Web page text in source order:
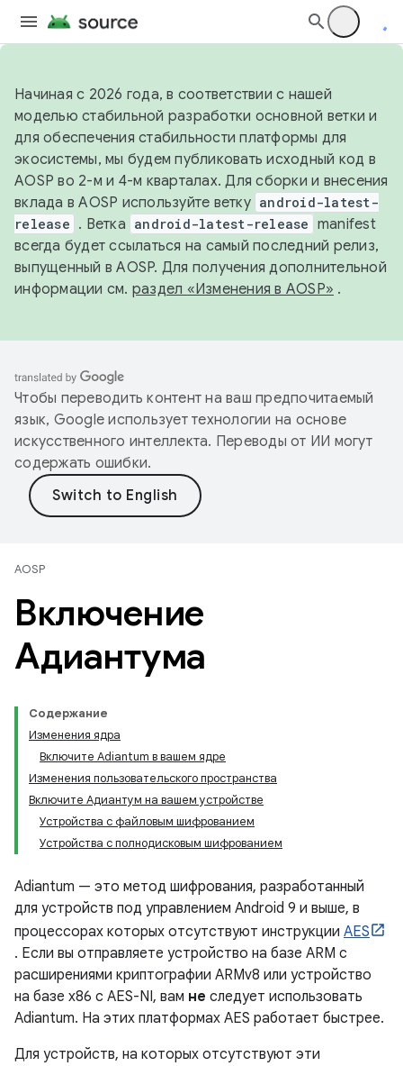
Начиная с 2026 года, в соответствии с нашей
моделью стабильной разработки основной ветки и
для обеспечения стабильности платформы для
экосистемы, мы будем публиковать исходный код в
AOSP во 2-м и 4-м кварталах. Для сборки и внесения
вклада в AOSP используйте ветку android-latest-
release . Ветка android-latest-release manifest
всегда будет ссылаться на самый последний релиз,
выпущенный в AOSP. Для получения дополнительной
информации см. раздел «Изменения в AOSP» .
Чтобы переводить контент на ваш предпочитаемый
язык, Google использует технологии на основе
искусственного интеллекта. Переводы от ИИ могут
содержать ошибки.
AOSP
Включение
Адиантума
Содержание
Изменения ядра
Включите Adiantum в вашем ядре
Изменения пользовательского пространства
Включите Адиантум на вашем устройстве
Устройства с файловым шифрованием
Устройства с полнодисковым шифрованием
Adiantum — это метод шифрования, разработанный
для устройств под управлением Android 9 и выше, в
процессорах которых отсутствуют инструкции AES
. Если вы отправляете устройство на базе ARM с
расширениями криптографии ARMv8 или устройство
на базе x86 с AES-NI, вам не следует использовать
Adiantum. На этих платформах AES работает быстрее.
Для устройств, на которых отсутствуют эти